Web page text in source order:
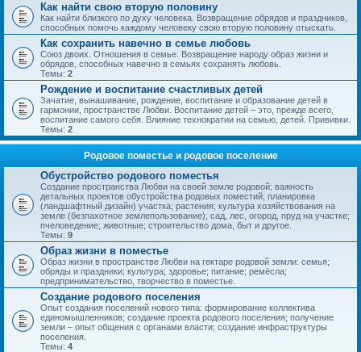
Как найти свою вторую половину
Как найти близкого по духу человека. Возвращение обрядов и праздников,
способных помочь каждому человеку свою вторую половину отыскать.
Как сохранить навечно в семье любовь
Союз двоих. Отношения в семье. Возвращение народу образ жизни и
обрядов, способных навечно в семьях сохранять любовь.
Темы: 2
Рождение и воспитание счастливых детей
Зачатие, вынашивание, рождение, воспитание и образование детей в
гармонии, пространстве Любви. Воспитание детей – это, прежде всего,
воспитание самого себя. Влияние технократии на семью, детей. Прививки.
Темы: 2
Родовое поместье и родовое поселение
Обустройство родового поместья
Создание пространства Любви на своей земле родовой; важность
детальных проектов обустройства родовых поместий; планировка
(ландшафтный дизайн) участка; растения; культура хозяйствования на
земле (безпахотное землепользование); сад, лес, огород, пруд на участке;
пчеловедение; животные; строительство дома, быт и другое.
Темы: 9
Образ жизни в поместье
Образ жизни в пространстве Любви на гектаре родовой земли: семья;
обряды и праздники; культура; здоровье; питание; ремёсла;
предпринимательство, творчество в поместье.
Создание родового поселения
Опыт создания поселений нового типа: формирование коллектива
единомышленников; создание проекта родового поселения; получение
земли – опыт общения с органами власти; создание инфраструктуры
поселения.
Темы: 4